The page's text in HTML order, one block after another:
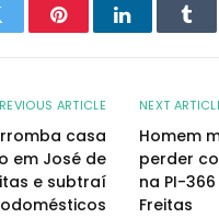
PinterestLinkedIn
ARTICLE
casa
em José de
e subtraí
NEXT
Homem
perder
na PI-
Freitas